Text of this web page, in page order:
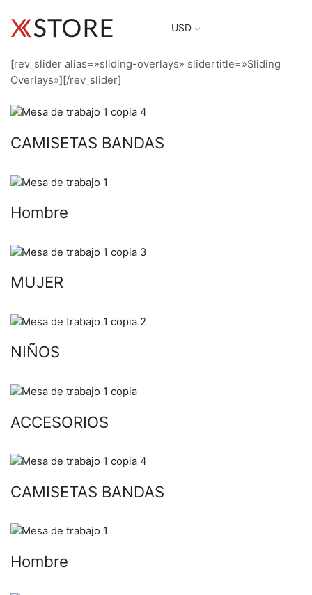
USD
[rev_slider alias=»sliding-overlays» slidertitle=»Sliding
Overlays»][/rev_slider]
CAMISETAS BANDAS
Hombre
MUJER
NIÑOS
ACCESORIOS
CAMISETAS BANDAS
Hombre